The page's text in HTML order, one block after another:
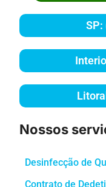
SP:
Nossos
Desinfecção de
Contrato de